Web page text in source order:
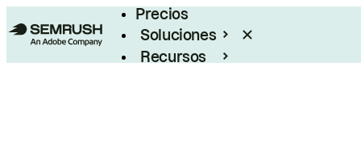
Precios
Soluciones
Recursos